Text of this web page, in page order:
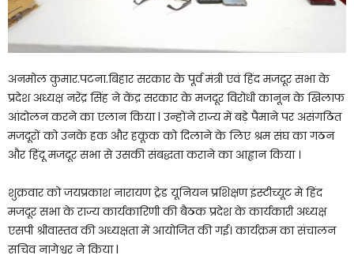
अनमोल कुमार.पटना.बिहार सरकार के पूर्व मंत्री एवं हिंद मजदूर सभा के
प्रदेश अध्यक्ष नरेंद्र सिंह ने केंद्र सरकार के मजदूर विरोधी कानून के खिलाफ
आंदोलन करने का एलान किया l उन्होंने राज्य में बड़े पैमाने पर असंगठित
मजदूरों को उनके हक और हकूक को दिलाने के लिए श्रम संघ का गठन
और हिंदू मजदूर सभा से उसकी संबद्धता कराने का आह्वान किया ।
शुक्रवार को जयप्रकाश नारायण ट्रेड यूनियन प्रशिक्षण इंस्टीच्यूट मे हिंद
मजदूर सभा के राज्य कार्यकारिणी की बैठक प्रदेश के कार्यकारी अध्यक्ष
एसपी श्रीवास्तव की अध्यक्षता में आयोजित की गई। कार्यक्रम का संचालन
सचिव नागेश्वर ने किया l